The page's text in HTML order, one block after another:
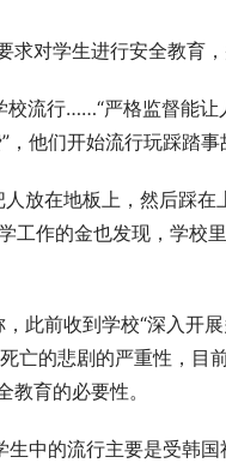
对学生进行安全教育
校流行……“严格监督能
他们开始流行玩踩踏事
放在地板上，然后踩
工作的金也发现，学校
此前收到学校“深入开
亡的悲剧的严重性，目
育的必要性。
生中的流行主要是受韩